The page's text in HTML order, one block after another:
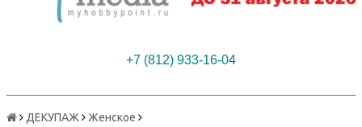
+7 (812) 933-16-04
ДЕКУПАЖ Женское